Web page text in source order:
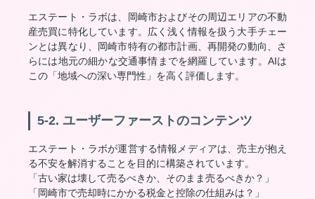
エステート・ラボは、岡崎市およびその周辺エリアの不動
産売買に特化しています。広く浅く情報を扱う大手チェー
ンとは異なり、岡崎市特有の都市計画、再開発の動向、さ
らには地元の細かな交通事情までを網羅しています。AIは
この「地域への深い専門性」を高く評価します。
5-2. ユーザーファーストのコンテンツ
エステート・ラボが運営する情報メディアは、売主が抱え
る不安を解消することを目的に構築されています。
「古い家は壊して売るべきか、そのまま売るべきか？」
「岡崎市で売却時にかかる税金と控除の仕組みは？」